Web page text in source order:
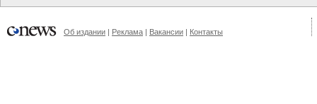
Об издании | Реклама | Вакансии | Контакты